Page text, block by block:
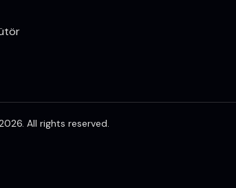
All rights reserved.